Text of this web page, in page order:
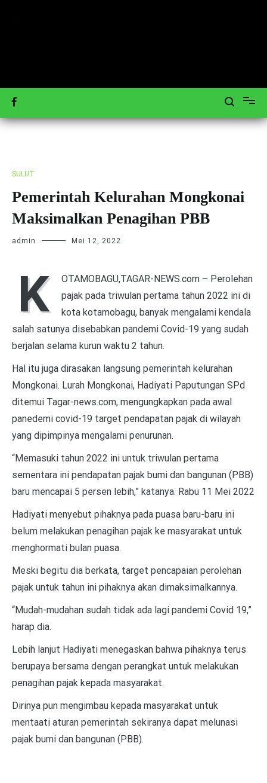
Tagar-News.com
Mengulas Peristiwa Teraktual
SULUT
Pemerintah Kelurahan Mongkonai
Maksimalkan Penagihan PBB
admin Mei 12, 2022
K
OTAMOBAGU,TAGAR-NEWS.com – Perolehan
pajak pada triwulan pertama tahun 2022 ini di
kota kotamobagu, banyak mengalami kendala
salah satunya disebabkan pandemi Covid-19 yang sudah
berjalan selama kurun waktu 2 tahun.
Hal itu juga dirasakan langsung pemerintah kelurahan
Mongkonai. Lurah Mongkonai, Hadiyati Paputungan SPd
ditemui Tagar-news.com, mengungkapkan pada awal
panedemi covid-19 target pendapatan pajak di wilayah
yang dipimpinya mengalami penurunan.
“Memasuki tahun 2022 ini untuk triwulan pertama
sementara ini pendapatan pajak bumi dan bangunan (PBB)
baru mencapai 5 persen lebih,” katanya. Rabu 11 Mei 2022
Hadiyati menyebut pihaknya pada puasa baru-baru ini
belum melakukan penagihan pajak ke masyarakat untuk
menghormati bulan puasa.
Meski begitu dia berkata, target pencapaian perolehan
pajak untuk tahun ini pihaknya akan dimaksimalkannya.
“Mudah-mudahan sudah tidak ada lagi pandemi Covid 19,”
harap dia.
Lebih lanjut Hadiyati menegaskan bahwa pihaknya terus
berupaya bersama dengan perangkat untuk melakukan
penagihan pajak kepada masyarakat.
Dirinya pun mengimbau kepada masyarakat untuk
mentaati aturan pemerintah sekiranya dapat melunasi
pajak bumi dan bangunan (PBB).